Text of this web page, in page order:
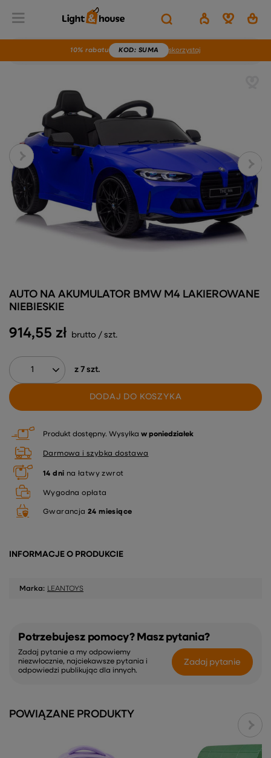
10% rabatu KOD: SUMA skorzystaj
914,55 zł brutto / szt.
z 7 szt.
DODAJ DO KOSZYKA
AUTO NA AKUMULATOR BMW M4 LAKIEROWANE
NIEBIESKIE
Produkt dostępny Wysyłka w poniedziałek
Darmowa i szybka dostawa
14 dni na łatwy zwrot
Wygodna opłata
Gwarancja 24 miesiące
INFORMACJE O PRODUKCIE
Marka: LEANTOYS
Potrzebujesz pomocy? Masz pytania?
Zadaj pytanie a my odpowiemy
niezwłocznie, najciekawsze pytania i
odpowiedzi publikując dla innych.
Zadaj pytanie
POWIĄZANE PRODUKTY